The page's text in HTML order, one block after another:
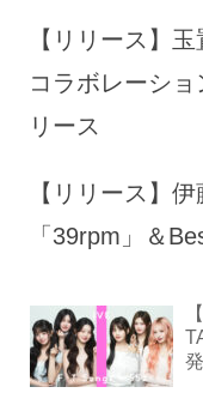
【リリース】
コラボレーシ
リース
【リリース】
「39rpm」＆